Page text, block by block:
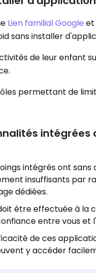
Lien familial Google et
sans installer
de leur enfant
permettant de
intégrées
intégrés ont
insuffisants par
dédiées.
être effectuée à la
entre vous et
de ces
y accéder